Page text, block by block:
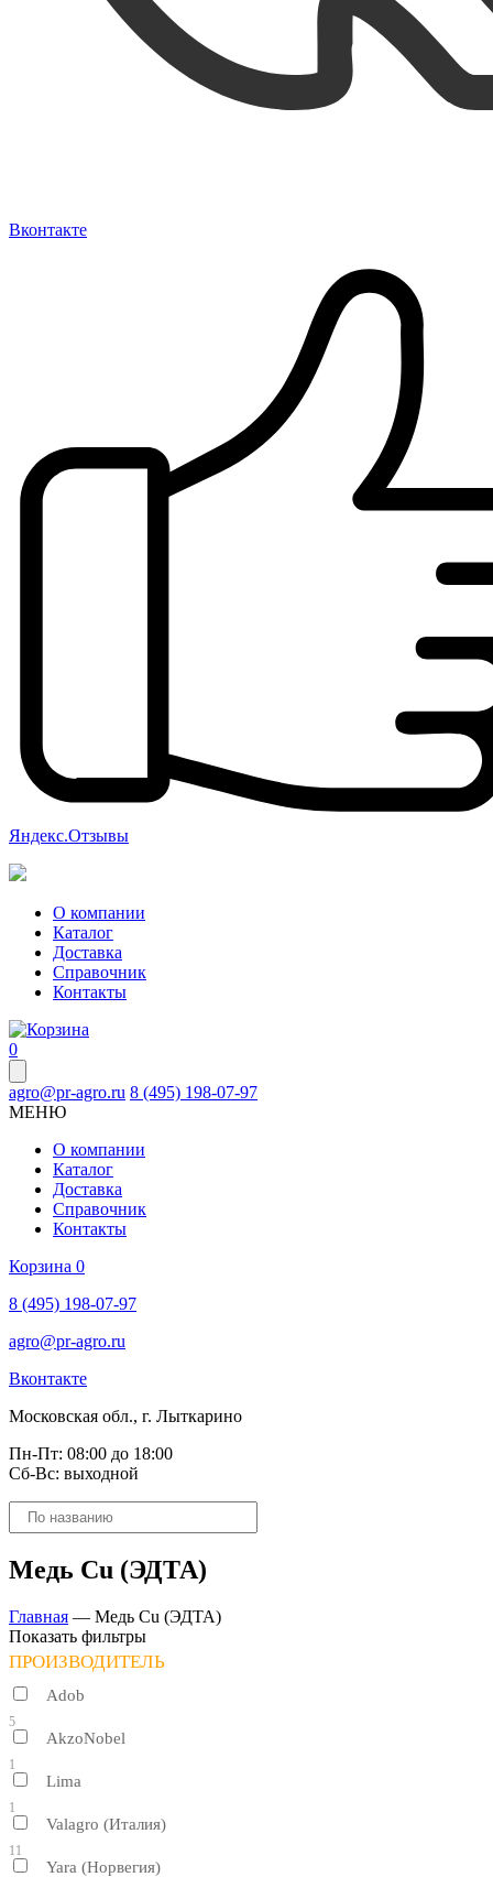
Вконтакте
Яндекс.Отзывы
О компании
Каталог
Доставка
Справочник
Контакты
0
agro@pr-agro.ru 8 (495) 198-07-97
МЕНЮ
О компании
Каталог
Доставка
Справочник
Контакты
Корзина 0
8 (495) 198-07-97
agro@pr-agro.ru
Вконтакте
Московская обл., г. Лыткарино
Пн-Пт: 08:00 до 18:00
Сб-Вс: выходной
Поиск
товаров
Медь Cu (ЭДТА)
Главная — Медь Cu (ЭДТА)
Показать фильтры
ПРОИЗВОДИТЕЛЬ
Adob
5
AkzoNobel
1
Lima
1
Valagro (Италия)
11
Yara (Норвегия)